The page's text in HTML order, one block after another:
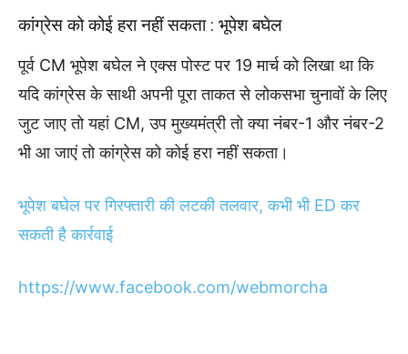
कांग्रेस को कोई हरा नहीं सकता : भूपेश बघेल
पूर्व CM भूपेश बघेल ने एक्स पोस्ट पर 19 मार्च को लिखा था कि
यदि कांग्रेस के साथी अपनी पूरा ताकत से लोकसभा चुनावों के लिए
जुट जाए तो यहां CM, उप मुख्यमंत्री तो क्या नंबर-1 और नंबर-2
भी आ जाएं तो कांग्रेस को कोई हरा नहीं सकता।
भूपेश बघेल पर गिरफ्तारी की लटकी तलवार, कभी भी ED कर
सकती है कार्रवाई
https://www.facebook.com/webmorcha